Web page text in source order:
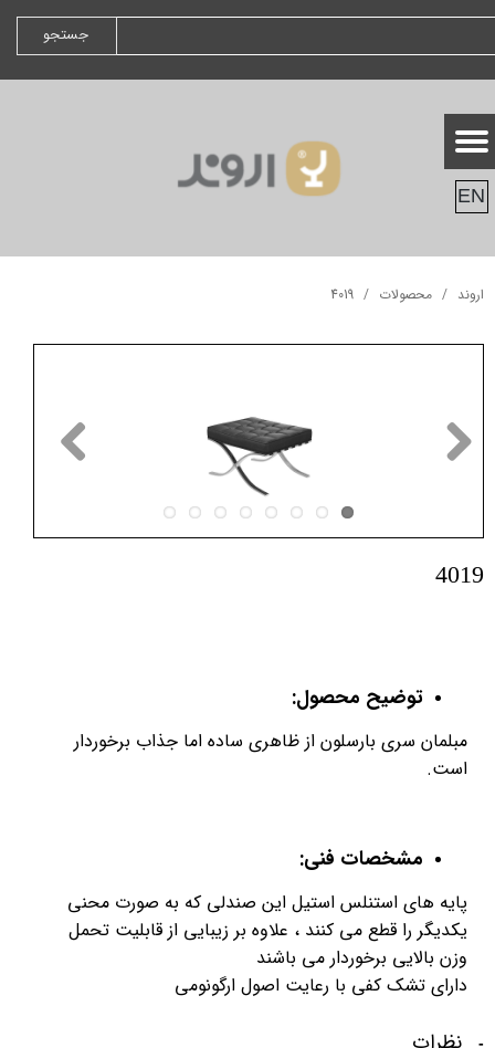
جستجو
EN
اروند محصولات 4019
4019
توضیح محصول:
مبلمان سری بارسلون از ظاهری ساده اما جذاب برخوردار
است.
مشخصات فنی:
پایه های استنلس استیل این صندلی که به صورت محنی
یکدیگر را قطع می کنند ، علاوه بر زیبایی از قابلیت تحمل
وزن بالایی برخوردار می باشند
دارای تشک کفی با رعایت اصول ارگونومی